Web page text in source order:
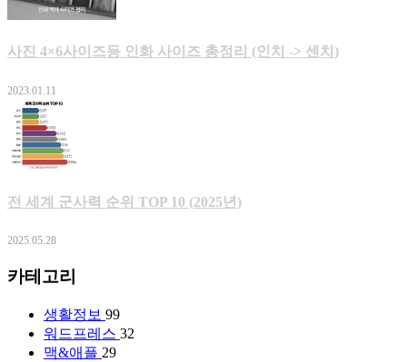
사진 4×6사이즈등 인화 사이즈 총정리 (인치 -> 센치)
2023.01.11
전 세계 군사력 순위 TOP 10 (2025년)
2025.05.28
카테고리
생활정보 99
워드프레스 32
맥&애플 29